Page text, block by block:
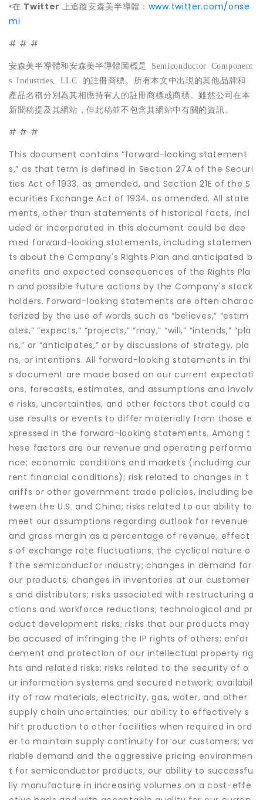
•在 Twitter 上追蹤安森美半導體： www.twitter.com/onse
mi
# # #
安森美半導體和安森美半導體圖標是
Semiconductor Component
s Industries, LLC 的註冊商標。所有本文中出現的其他品牌和
產品名稱分別為其相應持有人的註冊商標或商標。雖然公司在本
新聞稿提及其網站，但此稿並不包含其網站中有關的資訊。
# # #
This document contains “forward-looking statement
s,” as that term is defined in Section 27A of the Securi
ties Act of 1933, as amended, and Section 21E of the S
ecurities Exchange Act of 1934, as amended. All state
ments, other than statements of historical facts, incl
uded or incorporated in this document could be dee
med forward-looking statements, including statemen
ts about the Company's Rights Plan and anticipated b
enefits and expected consequences of the Rights Pla
n and possible future actions by the Company's stock
holders. Forward-looking statements are often charac
terized by the use of words such as “believes,” “estim
ates,” “expects,” “projects,” “may,” “will,” “intends,” “pla
ns,” or “anticipates,” or by discussions of strategy, pla
ns, or intentions. All forward-looking statements in thi
s document are made based on our current expectati
ons, forecasts, estimates, and assumptions and involv
e risks, uncertainties, and other factors that could ca
use results or events to differ materially from those e
xpressed in the forward-looking statements. Among t
hese factors are our revenue and operating performa
nce; economic conditions and markets (including cur
rent financial conditions); risk related to changes in t
ariffs or other government trade policies, including be
tween the U.S. and China; risks related to our ability to
meet our assumptions regarding outlook for revenue
and gross margin as a percentage of revenue; effect
s of exchange rate fluctuations; the cyclical nature o
f the semiconductor industry; changes in demand for
our products; changes in inventories at our customer
s and distributors; risks associated with restructuring a
ctions and workforce reductions; technological and pr
oduct development risks; risks that our products may
be accused of infringing the IP rights of others; enfor
cement and protection of our intellectual property rig
hts and related risks; risks related to the security of o
ur information systems and secured network; availabil
ity of raw materials, electricity, gas, water, and other
supply chain uncertainties; our ability to effectively s
hift production to other facilities when required in ord
er to maintain supply continuity for our customers; va
riable demand and the aggressive pricing environmen
t for semiconductor products; our ability to successfu
lly manufacture in increasing volumes on a cost-effe